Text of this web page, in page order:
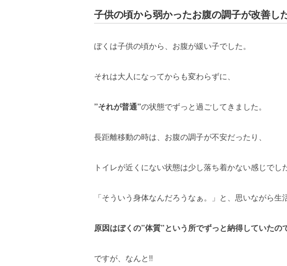
子供の頃から弱かったお腹の調子が改善した
ぼくは子供の頃から、お腹が緩い子でした。
それは大人になってからも変わらずに、
”それが普通”の状態でずっと過ごしてきました。
長距離移動の時は、お腹の調子が不安だったり、
トイレが近くにない状態は少し落ち着かない感じでした
「そういう身体なんだろうなぁ。」と、思いながら生
原因はぼくの”体質”という所でずっと納得していたの
ですが、なんと!!